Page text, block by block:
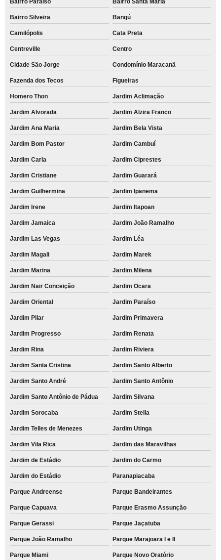
Bairro Paraíso Bairro Santa Maria
Bairro Silveira Bangú
Camilópolis Cata Preta
Centreville Centro
Cidade São Jorge Condomínio Maracanã
Fazenda dos Tecos Figueiras
Homero Thon Jardim Aclimação
Jardim Alvorada Jardim Alzira Franco
Jardim Ana Maria Jardim Bela Vista
Jardim Bom Pastor Jardim Cambuí
Jardim Carla Jardim Ciprestes
Jardim Cristiane Jardim Guarará
Jardim Guilhermina Jardim Ipanema
Jardim Irene Jardim Itapoan
Jardim Jamaica Jardim João Ramalho
Jardim Las Vegas Jardim Léa
Jardim Magali Jardim Marek
Jardim Marina Jardim Milena
Jardim Nair Conceição Jardim Ocara
Jardim Oriental Jardim Paraíso
Jardim Pilar Jardim Primavera
Jardim Progresso Jardim Renata
Jardim Rina Jardim Riviera
Jardim Santa Cristina Jardim Santo Alberto
Jardim Santo André Jardim Santo Antônio
Jardim Santo Antônio de Pádua Jardim Silvana
Jardim Sorocaba Jardim Stella
Jardim Telles de Menezes Jardim Utinga
Jardim Vila Rica Jardim das Maravilhas
Jardim de Estádio Jardim do Carmo
Jardim do Estádio Paranapiacaba
Parque Andreense Parque Bandeirantes
Parque Capuava Parque Erasmo Assunção
Parque Gerassi Parque Jaçatuba
Parque João Ramalho Parque Marajoara I e II
Parque Miami Parque Novo Oratório